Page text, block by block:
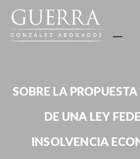
SOBRE LA
DE UNA LEY
INSOLVENCIA